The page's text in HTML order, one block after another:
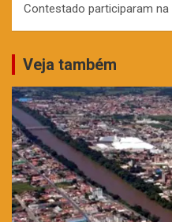
Contestado participaram
Veja também